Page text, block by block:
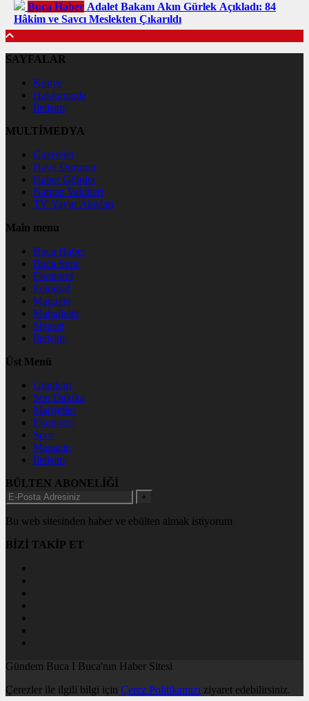
Buca Haber Adalet Bakanı Akın Gürlek Açıkladı: 84
Hâkim ve Savcı Meslekten Çıkarıldı
SAYFALAR
Künye
Hakkımızda
İletişim
MULTİMEDYA
Gazeteler
Hava Durumu
Haber Gönder
Namaz Vakitleri
TV Yayın Akışları
Main menu
Buca Haber
Buca Spor
Ekonomi
Fotoğraf
Magazin
Mahalleler
Siyaset
İletişim
Üst Menü
Gündem
Son Dakika
Manşetler
Ekonomi
Spor
Magazin
İletişim
BÜLTEN ABONELİĞİ
+
Bu web sitesinden haber ve ebülten almak istiyorum
BİZİ TAKİP ET
Gündem Buca I Buca'nın Haber Sitesi
Çerezler ile ilgili bilgi için Çerez Politikamızı ziyaret edebilirsiniz.